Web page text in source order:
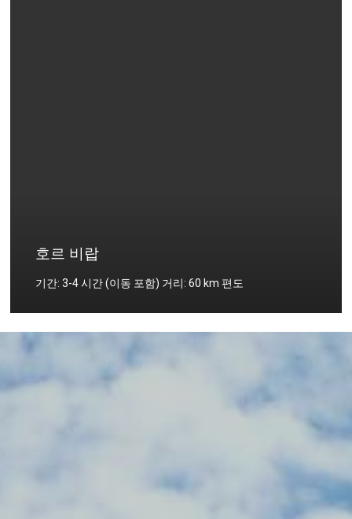
호르 비랍
기간: 3-4 시간 (이동 포함) 거리: 60 km 편도